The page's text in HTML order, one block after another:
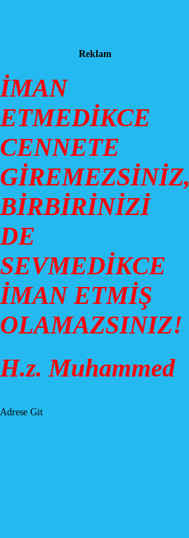
Reklam
İMAN
ETMEDİKCE
CENNETE
GİREMEZSİNİZ,
BİRBİRİNİZİ
DE
SEVMEDİKCE
İMAN ETMİŞ
OLAMAZSINIZ!
H.z. Muhammed
Adrese Git